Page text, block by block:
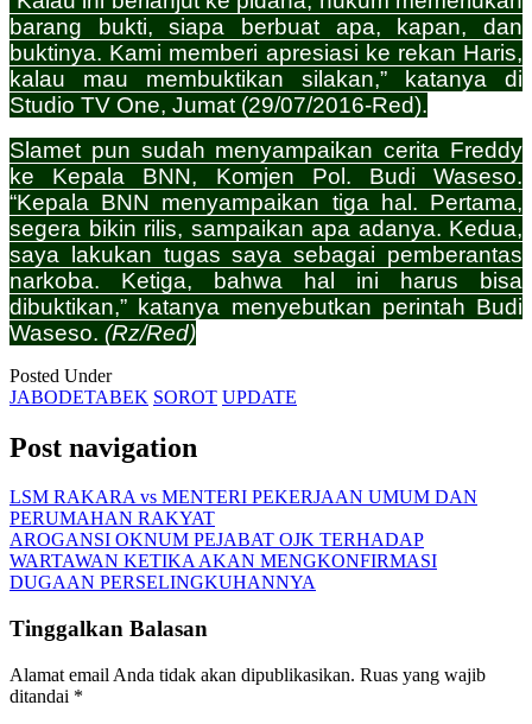
barang bukti, siapa berbuat apa, kapan, dan
buktinya. Kami memberi apresiasi ke rekan Haris,
kalau mau membuktikan silakan,” katanya di
Studio TV One, Jumat (29/07/2016-Red).
Slamet pun sudah menyampaikan cerita Freddy
ke Kepala BNN, Komjen Pol. Budi Waseso.
“Kepala BNN menyampaikan tiga hal. Pertama,
segera bikin rilis, sampaikan apa adanya. Kedua,
saya lakukan tugas saya sebagai pemberantas
narkoba. Ketiga, bahwa hal ini harus bisa
dibuktikan,” katanya menyebutkan perintah Budi
Waseso. (Rz/Red)
Posted Under
JABODETABEK SOROT UPDATE
Post navigation
LSM RAKARA vs MENTERI PEKERJAAN UMUM DAN
PERUMAHAN RAKYAT
AROGANSI OKNUM PEJABAT OJK TERHADAP
WARTAWAN KETIKA AKAN MENGKONFIRMASI
DUGAAN PERSELINGKUHANNYA
Tinggalkan Balasan
Alamat email Anda tidak akan dipublikasikan. Ruas yang wajib
ditandai *